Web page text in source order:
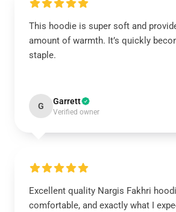
This hoodie is super soft and
amount of warmth. It’s quickly
staple.
G Garrett
Verified owner
Excellent quality Nargis Fakhri
comfortable, and exactly what I